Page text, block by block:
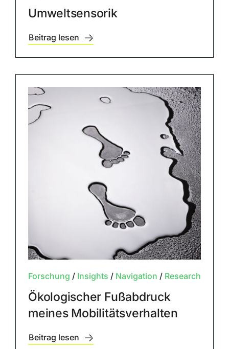
Umweltsensorik
Beitrag lesen
Forschung / Insights / Navigation / Research
Ökologischer Fußabdruck
meines Mobilitätsverhalten
Beitrag lesen